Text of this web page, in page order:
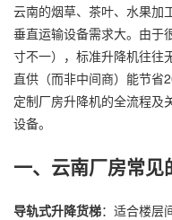
云南的烟草、茶叶、水果加
垂直运输设备需求大。由于
寸不一），标准升降机往往
直供（而非中间商）能节省
定制厂房升降机的全流程及
设备。
一、云南厂房常
导轨式升降货梯：适合楼层